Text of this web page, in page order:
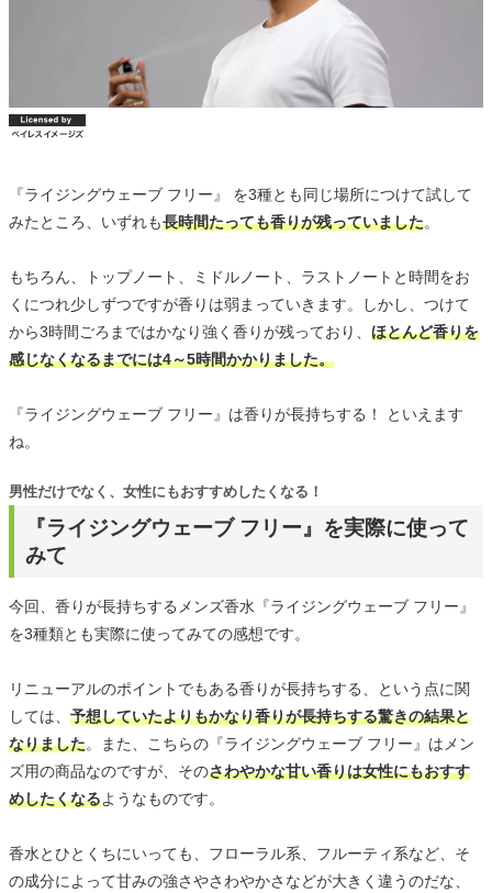
『ライジングウェーブ フリー』 を3種とも同じ場所につけて試して
みたところ、いずれも長時間たっても香りが残っていました。
もちろん、トップノート、ミドルノート、ラストノートと時間をお
くにつれ少しずつですが香りは弱まっていきます。しかし、つけて
から3時間ごろまではかなり強く香りが残っており、 ほとんど香りを
感じなくなるまでには4～5時間かかりました。
『ライジングウェーブ フリー』は香りが長持ちする！ といえます
ね。
『ライジングウェーブ フリー』を実際に使って
みて
男性だけでなく、女性にもおすすめしたくなる！
今回、香りが長持ちするメンズ香水『ライジングウェーブ フリー』
を3種類とも実際に使ってみての感想です。
リニューアルのポイントでもある香りが長持ちする、という点に関
しては、 予想していたよりもかなり香りが長持ちする驚きの結果と
なりました。また、こちらの『ライジングウェーブ フリー』はメン
ズ用の商品なのですが、そのさわやかな甘い香りは女性にもおすす
めしたくなるようなものです。
香水とひとくちにいっても、フローラル系、フルーティ系など、そ
の成分によって甘みの強さやさわやかさなどが大きく違うのだな、